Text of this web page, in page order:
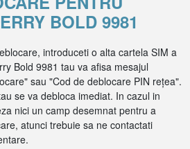
BOLD 9981
introduceti o alta cartela SIM a
Bold 9981 tau va afisa mesajul
sau "Cod de deblocare PIN rețea".
se va debloca imediat. In cazul in
nici un camp desemnat pentru a
atunci trebuie sa ne contactati